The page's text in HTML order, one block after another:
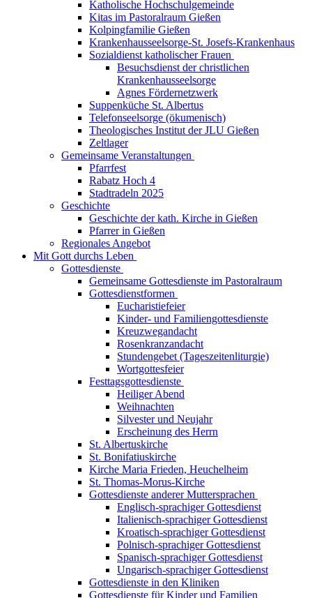
Katholische Hochschulgemeinde
Kitas im Pastoralraum Gießen
Kolpingfamilie Gießen
Krankenhausseelsorge-St. Josefs-Krankenhaus
Sozialdienst katholischer Frauen
Besuchsdienst der christlichen
Krankenhausseelsorge
Agnes Fördernetzwerk
Suppenküche St. Albertus
Telefonseelsorge (ökumenisch)
Theologisches Institut der JLU Gießen
Zeltlager
Gemeinsame Veranstaltungen
Pfarrfest
Rabatz Hoch 4
Stadtradeln 2025
Geschichte
Geschichte der kath. Kirche in Gießen
Pfarrer in Gießen
Regionales Angebot
Mit Gott durchs Leben
Gottesdienste
Gemeinsame Gottesdienste im Pastoralraum
Gottesdienstformen
Eucharistiefeier
Kinder- und Familiengottesdienste
Kreuzwegandacht
Rosenkranzandacht
Stundengebet (Tageszeitenliturgie)
Wortgottesfeier
Festtagsgottesdienste
Heiliger Abend
Weihnachten
Silvester und Neujahr
Erscheinung des Herrn
St. Albertuskirche
St. Bonifatiuskirche
Kirche Maria Frieden, Heuchelheim
St. Thomas-Morus-Kirche
Gottesdienste anderer Muttersprachen
Englisch-sprachiger Gottesdienst
Italienisch-sprachiger Gottesdienst
Kroatisch-sprachiger Gottesdienst
Polnisch-sprachiger Gottesdienst
Spanisch-sprachiger Gottesdienst
Ungarisch-sprachiger Gottesdienst
Gottesdienste in den Kliniken
Gottesdienste für Kinder und Familien